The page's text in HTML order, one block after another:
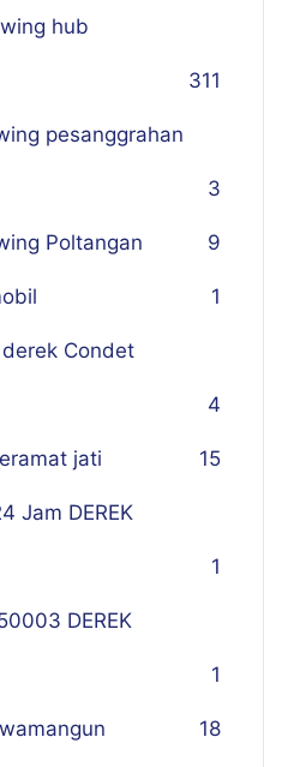
hub
311
pesanggrahan
3
Poltangan 9
1
Condet
4
jati 15
Jam DEREK
1
DEREK
1
18